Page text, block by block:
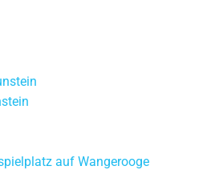
auf Wangerooge